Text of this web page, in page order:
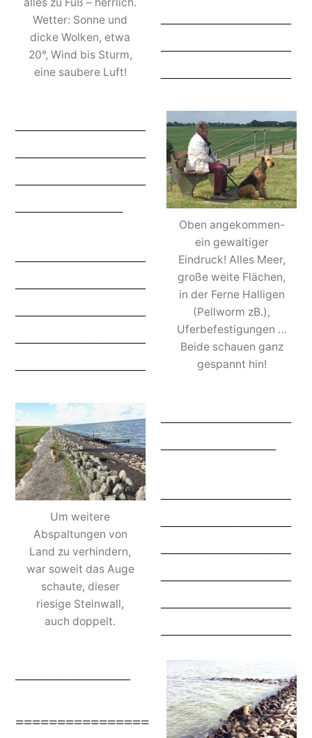
Wetter: Sonne und
dicke Wolken, etwa
20°, Wind bis Sturm,
eine saubere Luft!
Oben angekommen-
ein gewaltiger
Eindruck! Alles Meer,
große weite Flächen,
in der Ferne Halligen
(Pellworm zB.),
Uferbefestigungen …
Beide schauen ganz
gespannt hin!
Um weitere
Abspaltungen von
Land zu verhindern,
war soweit das Auge
schaute, dieser
riesige Steinwall,
auch doppelt.
================